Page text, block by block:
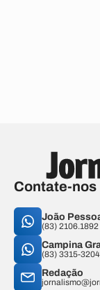
Contate-nos
João
(83) 2106.1892
Campina
(83) 3315-3204
Redação